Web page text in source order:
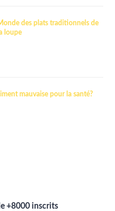
des plats traditionnels de
loupe
mauvaise pour la santé?
+8000 inscrits